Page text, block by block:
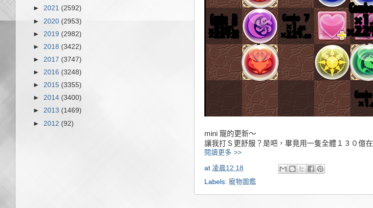
mini 寵的更新～
讓我打Ｓ更舒服？是吧，畢竟用一隻全體１３０億在
閱讀更多 >>
at 凌晨12:18
Labels: 寵物圖鑑
► 2021 (2592)
► 2020 (2953)
► 2019 (2982)
► 2018 (3422)
► 2017 (3747)
► 2016 (3248)
► 2015 (3355)
► 2014 (3400)
► 2013 (1469)
► 2012 (92)